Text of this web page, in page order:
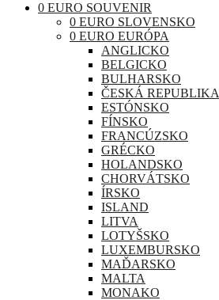
0 EURO SOUVENIR
0 EURO SLOVENSKO
0 EURO EURÓPA
ANGLICKO
BELGICKO
BULHARSKO
ČESKÁ REPUBLIKA
ESTÓNSKO
FÍNSKO
FRANCÚZSKO
GRÉCKO
HOLANDSKO
CHORVÁTSKO
ÍRSKO
ISLAND
LITVA
LOTYŠSKO
LUXEMBURSKO
MAĎARSKO
MALTA
MONAKO